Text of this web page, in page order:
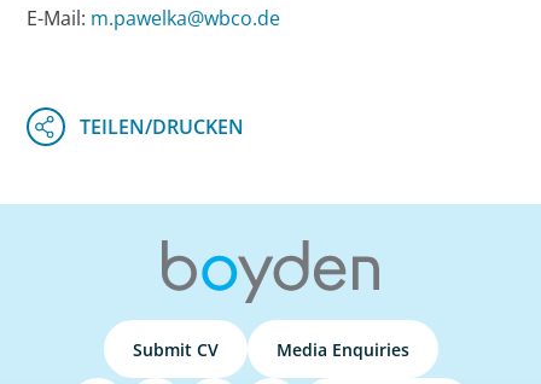
E-Mail: m.pawelka@wbco.de
Submit CV Media Enquiries